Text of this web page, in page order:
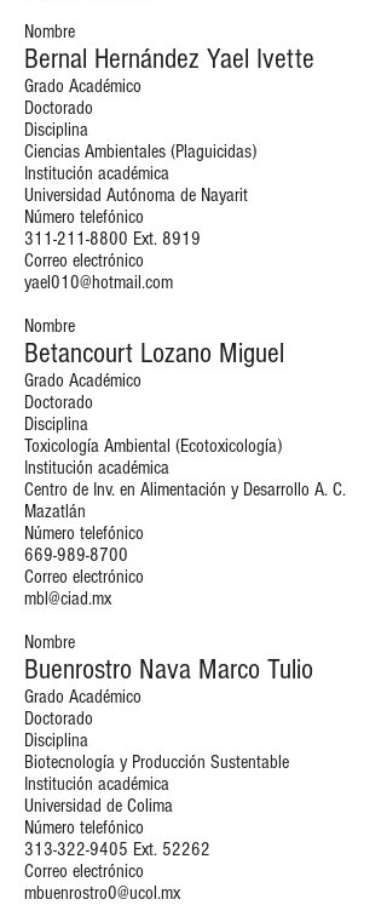
Nombre
Bernal Hernández Yael Ivette
Grado Académico
Doctorado
Disciplina
Ciencias Ambientales (Plaguicidas)
Institución académica
Universidad Autónoma de Nayarit
Número telefónico
311-211-8800 Ext. 8919
Correo electrónico
yael010@hotmail.com
Nombre
Betancourt Lozano Miguel
Grado Académico
Doctorado
Disciplina
Toxicología Ambiental (Ecotoxicología)
Institución académica
Centro de Inv. en Alimentación y Desarrollo A. C.
Mazatlán
Número telefónico
669-989-8700
Correo electrónico
mbl@ciad.mx
Nombre
Buenrostro Nava Marco Tulio
Grado Académico
Doctorado
Disciplina
Biotecnología y Producción Sustentable
Institución académica
Universidad de Colima
Número telefónico
313-322-9405 Ext. 52262
Correo electrónico
mbuenrostro0@ucol.mx